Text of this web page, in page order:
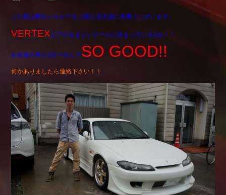
この度は弊社シルビアをご購入頂き誠に有難うございます。
VERTEXエアロをまといクールに決まっている1台！！
お友達の車と2台つるんでSO GOOD!!
何かありましたら連絡下さい！！